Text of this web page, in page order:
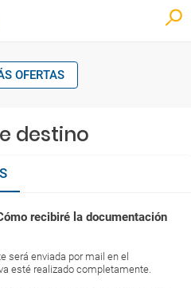
OFERTAS
destino
recibiré la documentación
será enviada por mail en el
esté realizado completamente.